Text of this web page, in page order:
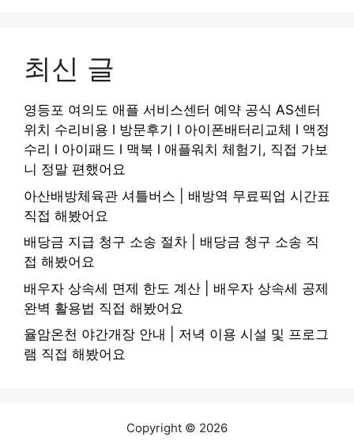
최신 글
영등포 여의도 애플 서비스센터 예약 공식 AS센터
위치 수리비용 l 방문후기 l 아이폰배터리교체 l 액정
수리 l 아이패드 l 맥북 l 애플워치 체험기, 직접 가보
니 정말 편했어요
아산배방체육관 셔틀버스 | 배방역 무료픽업 시간표
직접 해봤어요
배당금 지급 청구 소송 절차 | 배당금 청구 소송 직
접 해봤어요
배우자 상속세 면제 한도 계산 | 배우자 상속세 공제
완벽 활용법 직접 해봤어요
율암온천 야간개장 안내 | 저녁 이용 시설 및 프로그
램 직접 해봤어요
Copyright © 2026